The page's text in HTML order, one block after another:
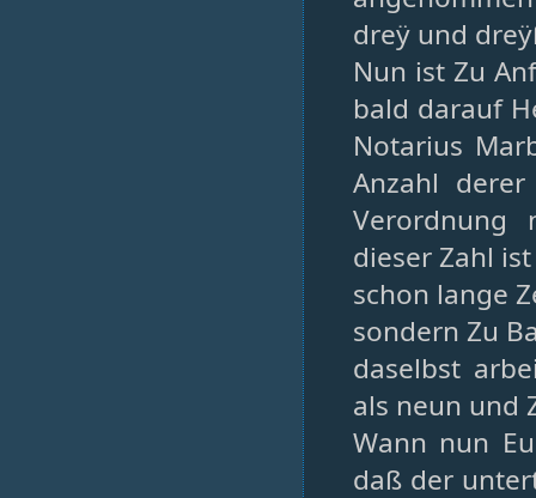
dreÿ und
Nun ist Zu
bald darauf
Notarius
Anzahl
dieser Zahl
schon lange
sondern Zu
daselbst
als neun und
Wann nun
daß der